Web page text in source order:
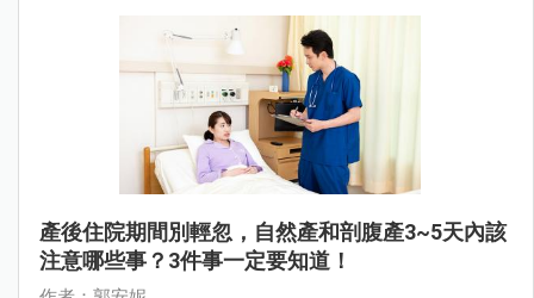
產後住院期間別輕忽，自然產和剖腹產3~5天內該
注意哪些事？3件事一定要知道！